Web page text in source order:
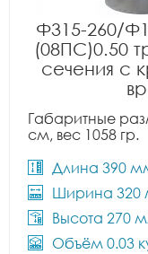
Ф315-260/
(08ПС)0.50
сечения с
Габаритные
см, вес 1058 гр.
Длина 390
Ширина 320
Высота 270
Объём 0.03